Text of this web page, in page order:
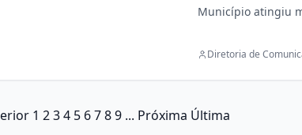
Município atingiu
Diretoria de
1 234 5 6789 ... Próxima Última